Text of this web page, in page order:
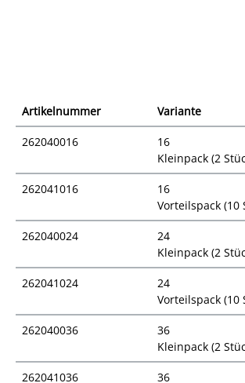
Artikelnummer Variante
262040016
16
Kleinpack (2
262041016
16
Vorteilspack (10
262040024
24
Kleinpack (2
262041024
24
Vorteilspack (10
262040036
36
Kleinpack (2
262041036
36